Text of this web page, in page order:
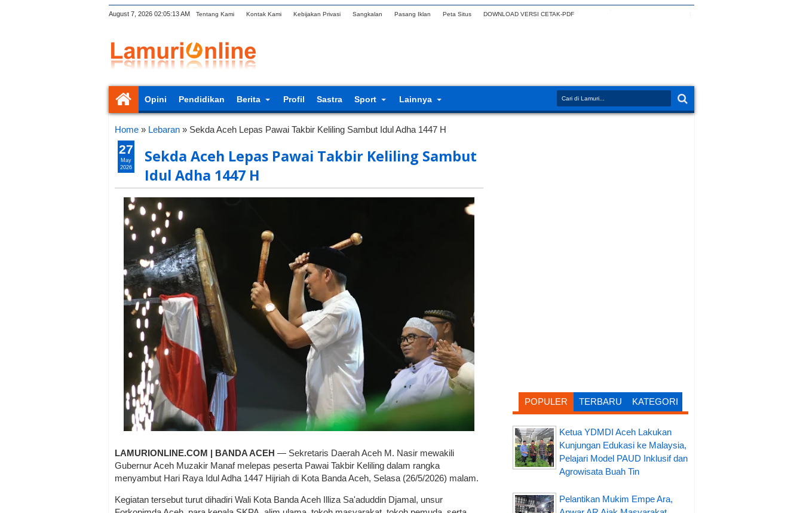
August 7, 2026 02:05:14 AM Tentang Kami Kontak Kami Kebijakan Privasi Sangkalan Pasang Iklan Peta Situs DOWNLOAD VERSI CETAK-PDF
Opini Pendidikan Berita Profil Sastra Sport Lainnya
Home » Lebaran » Sekda Aceh Lepas Pawai Takbir Keliling Sambut Idul Adha 1447 H
Sekda Aceh Lepas Pawai Takbir Keliling Sambut
Idul Adha 1447 H
LAMURIONLINE.COM | BANDA ACEH — Sekretaris Daerah Aceh M. Nasir mewakili
Gubernur Aceh Muzakir Manaf melepas peserta Pawai Takbir Keliling dalam rangka
menyambut Hari Raya Idul Adha 1447 Hijriah di Kota Banda Aceh, Selasa (26/5/2026) malam.
Kegiatan tersebut turut dihadiri Wali Kota Banda Aceh Illiza Sa'aduddin Djamal, unsur
27
May
2026
POPULER TERBARU KATEGORI
Ketua YDMDI Aceh Lakukan
Kunjungan Edukasi ke Malaysia,
Pelajari Model PAUD Inklusif dan
Agrowisata Buah Tin
Pelantikan Mukim Empe Ara,